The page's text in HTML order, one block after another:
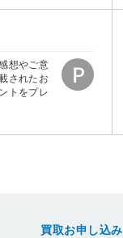
想やご意
されたお
トをプレ
買取お申し込み